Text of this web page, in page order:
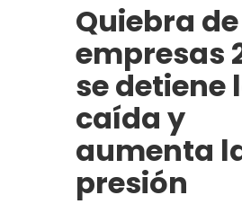
Quiebra de
empresas
se detiene
caída y
aumenta
presión